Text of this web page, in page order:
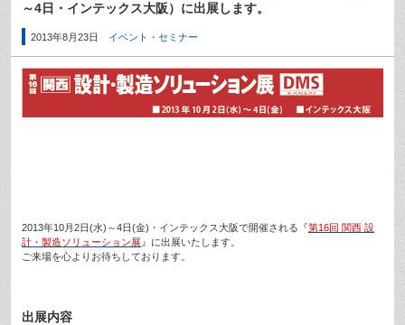
～4日・インテックス大阪）に出展します。
2013年8月23日 イベント・セミナー
2013年10月2日(水)～4日(金)・インテックス大阪で開催される『第16回 関西 設
計・製造ソリューション展 』に出展いたします。
ご来場を心よりお待ちしております。
出展内容